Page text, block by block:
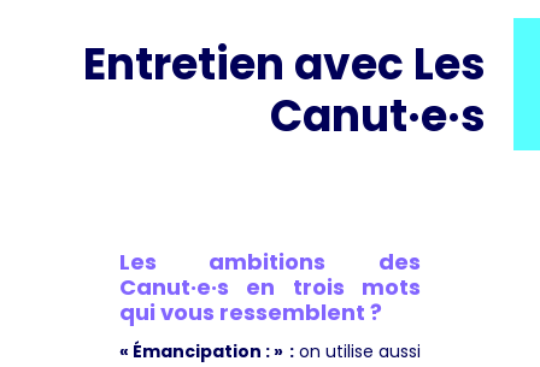
Entretien avec Les
Canut·e·s
Les ambitions des
Canut·e·s en trois mots
qui vous ressemblent ?
« Émancipation : » :on utilise aussi